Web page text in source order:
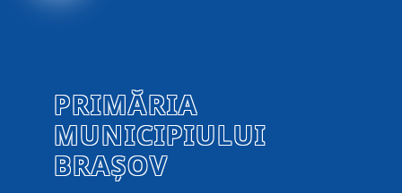
PRIMĂRIA
MUNICIPIULUI
BRAȘOV